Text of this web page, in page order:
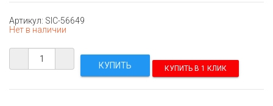
Артикул: SIC-56649
Нет в наличии
КУПИТЬ В 1 КЛИК